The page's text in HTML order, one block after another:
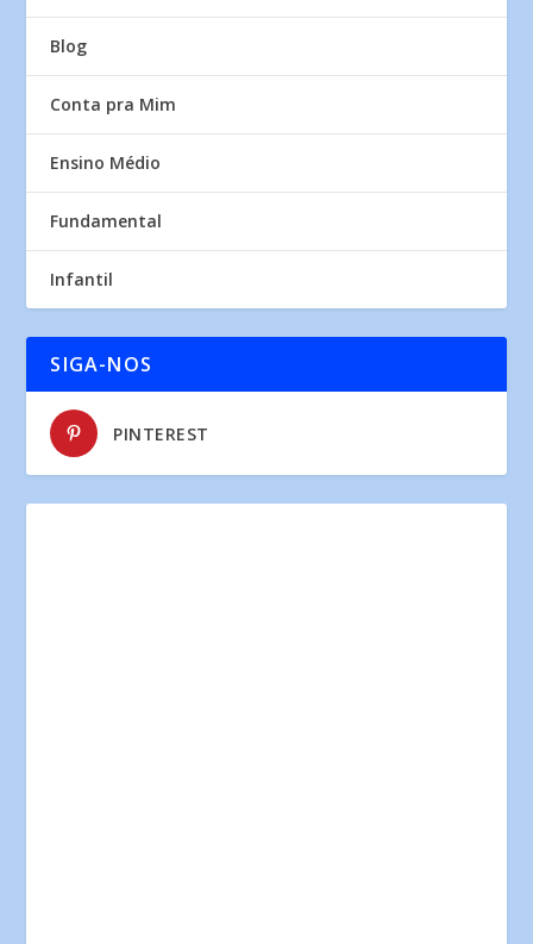
Blog
Conta pra Mim
Ensino Médio
Fundamental
Infantil
SIGA-NOS
PINTEREST